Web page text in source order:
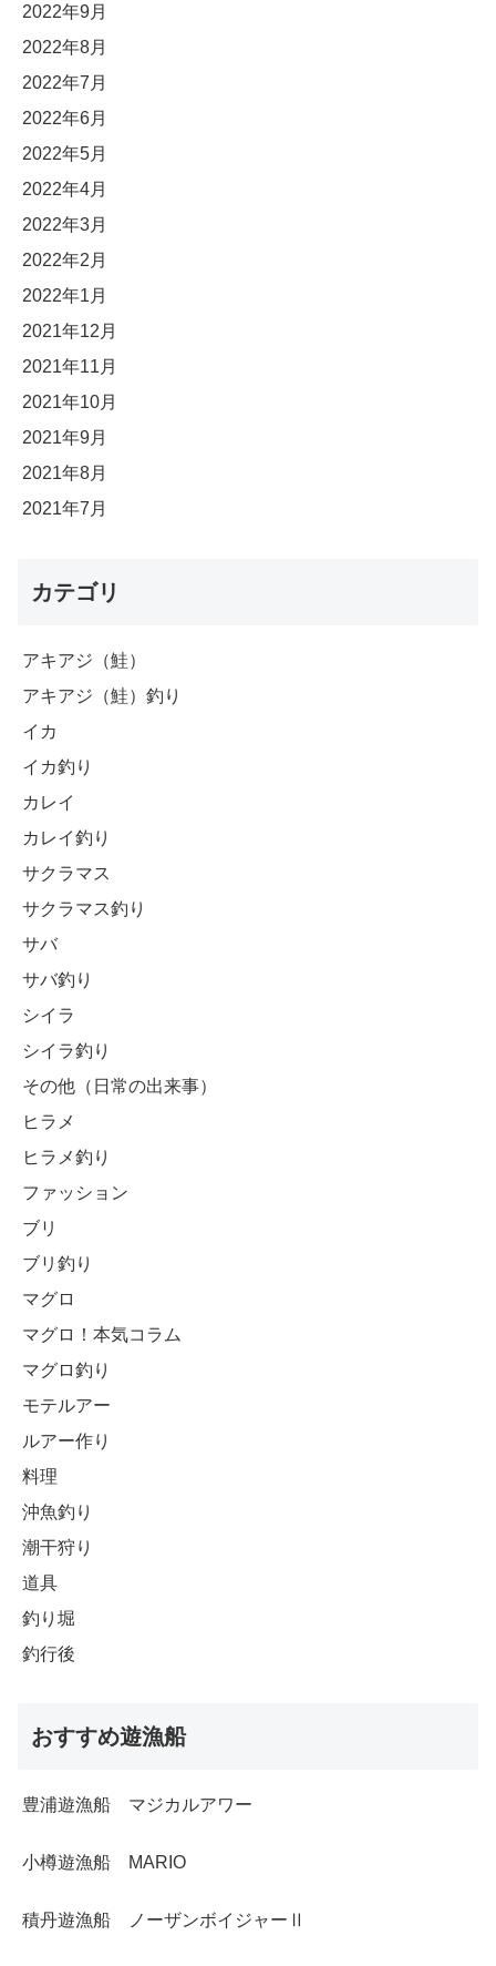
2022年9月
2022年8月
2022年7月
2022年6月
2022年5月
2022年4月
2022年3月
2022年2月
2022年1月
2021年12月
2021年11月
2021年10月
2021年9月
2021年8月
2021年7月
カテゴリ
アキアジ（鮭）
アキアジ（鮭）釣り
イカ
イカ釣り
カレイ
カレイ釣り
サクラマス
サクラマス釣り
サバ
サバ釣り
シイラ
シイラ釣り
その他（日常の出来事）
ヒラメ
ヒラメ釣り
ファッション
ブリ
ブリ釣り
マグロ
マグロ！本気コラム
マグロ釣り
モテルアー
ルアー作り
料理
沖魚釣り
潮干狩り
道具
釣り堀
釣行後
おすすめ遊漁船
豊浦遊漁船 マジカルアワー
小樽遊漁船 MARIO
積丹遊漁船 ノーザンボイジャーⅡ